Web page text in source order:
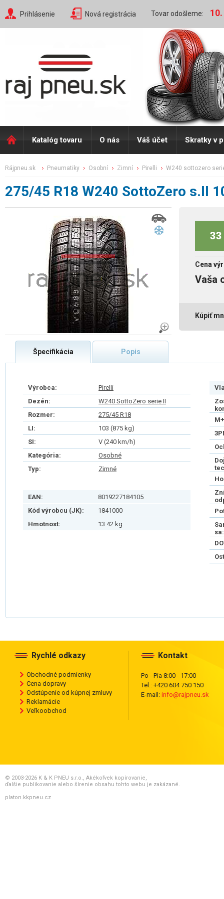
Prihlásenie Nová registrácia Tovar odošleme:
Katalóg tovaru O nás Váš účet Skratky v
rájpneu.sk pneumatiky osobní zimní pirelli w240 sottozero
275/45 R18 W240 SottoZero s.II
33
Cena
Vaša
Kúpiť
Špecifikácia Popis
Výrobca:
Pirelli
Dezén:
W240 SottoZero serie II
Rozmer:
275/45 R18
LI:
103 (875 kg)
SI:
V (240 km/h)
Kategória:
Osobné
Typ:
Zimné
EAN:
8019227184105
Kód výrobcu (JK):
1841000
Hmotnost:
13.42 kg
sa:
Rychlé odkazy
Obchodné podmienky
Cena dopravy
Odstúpenie od kúpnej zmluvy
Reklamácie
Veľkoobchod
Kontakt
Po - Pia 8:00 - 17:00
Tel.: +420 604 750 150
E-mail: info@rajpneu.sk
© 2003-2026 K & K PNEU s.r.o., Akékoľvek kopírovanie,
ďalšie publikovanie alebo šírenie obsahu tohto webu je zakázané.
platon.kkpneu.cz